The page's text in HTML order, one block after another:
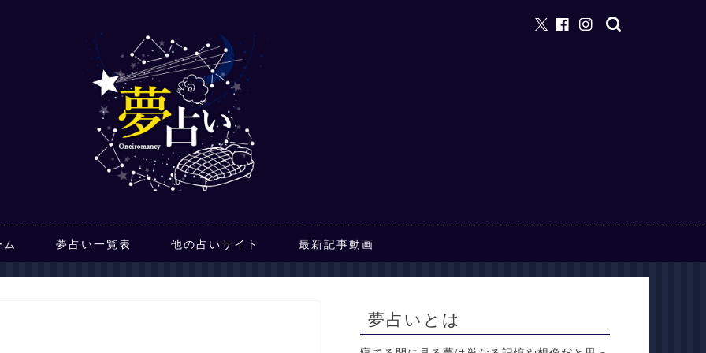
ム 夢占い一覧表 他の占いサイト 最新記事動画
夢占いとは